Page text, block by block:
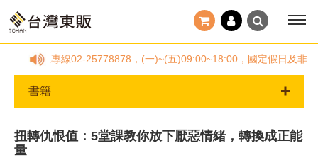
客服專線02-25778878，(一)~(五)09:00~18:00，國定假日及非服務
書籍
扭轉仇恨值：5堂課教你放下厭惡情緒，轉換成正能
量